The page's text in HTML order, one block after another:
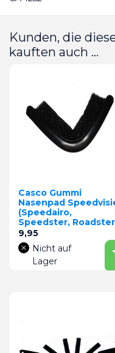
Kunden, die
kauften auch ...
Casco Gummi
Nasenpad
(Speedairo,
Speedster,
Preis
9,95
Nicht auf
Lager